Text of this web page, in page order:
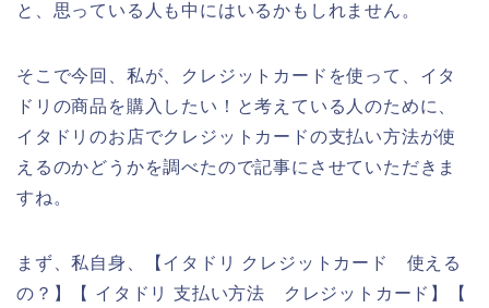
と、思っている人も中にはいるかもしれません。
そこで今回、私が、クレジットカードを使って、イタ
ドリの商品を購入したい！と考えている人のために、
イタドリのお店でクレジットカードの支払い方法が使
えるのかどうかを調べたので記事にさせていただきま
すね。
まず、私自身、【イタドリ クレジットカード 使える
の？】【 イタドリ 支払い方法 クレジットカード】【